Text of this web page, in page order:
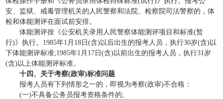
安、监狱、戒毒管理机关的人民警察和法院、检察院司法警察的，体
检和体能测评在面试前安排。
体能测评按《公安机关录用人民警察体能测评项目和标准(暂
行)》执行。1985年1月18日(含)以后出生的报考人员，执行30岁(含)以
下体能测评标准;1985年1月17日(含)以前出生的报考人员，执行31岁
(含)以上体能测评标准。
十四、关于考察(政审)标准问题
报考人员有下列情形之一的，即视为考察(政审)不合格：
(一)不具备公务员报考资格条件的;